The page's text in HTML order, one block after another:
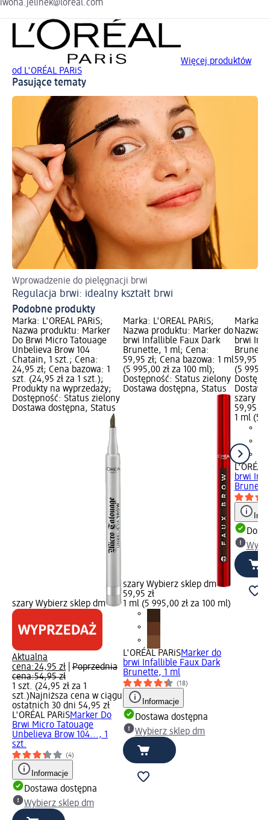
iwona.jelinek@loreal.com
Więcej produktów
od L'ORÉAL PARiS
Pasujące tematy
Wprowadzenie do pielęgnacji brwi
Regulacja brwi: idealny kształt brwi
Podobne produkty
Marka: L'ORÉAL PARiS;
Nazwa produktu: Marker
Do Brwi Micro Tatouage
Unbelieva Brow 104
Chatain, 1 szt.; Cena:
24,95 zł; Cena bazowa: 1
szt. (24,95 zł za 1 szt.);
Produkty na wyprzedaży;
Dostępność: Status zielony
Dostawa dostępna, Status
szary Wybierz sklep dm
Aktualna
cena:24,95 zł
Poprzednia
cena:54,95 zł
1 szt. (24,95 zł za 1
szt.)Najniższa cena w ciągu
ostatnich 30 dni 54,95 zł
L'ORÉAL PARiSMarker Do
Brwi Micro Tatouage
Unbelieva Brow 104..., 1
szt.
(4)
Informacje
Dostawa dostępna
Wybierz sklep dm
Marka: L'ORÉAL PARiS;
Nazwa produktu: Marker do
brwi Infallible Faux Dark
Brunette, 1 ml; Cena:
59,95 zł; Cena bazowa: 1 ml
(5 995,00 zł za 100 ml);
Dostępność: Status zielony
Dostawa dostępna, Status
szary Wybierz sklep dm
59,95 zł
1 ml (5 995,00 zł za 100 ml)
L'ORÉAL PARiSMarker do
brwi Infallible Faux Dark
Brunette, 1 ml
(18)
Informacje
Dostawa dostępna
Wybierz sklep dm
Marka:
Nazwa
brwi
59,95
(5
szary
59,95 zł
1 ml (5
L'ORÉAL
brwi